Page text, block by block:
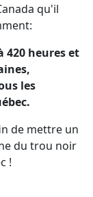
qu'il
420 heures et
les
de mettre un
du trou noir
!